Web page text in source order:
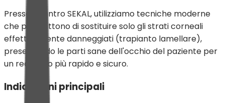
Presso il centro SEKAL, utilizziamo tecniche moderne
che permettono di sostituire solo gli strati corneali
effettivamente danneggiati (trapianto lamellare),
preservando le parti sane dell'occhio del paziente per
un recupero più rapido e sicuro.
Indicazioni principali